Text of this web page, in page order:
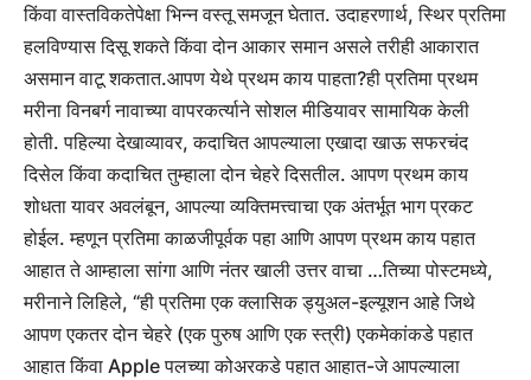
किंवा वास्तविकतेपेक्षा भिन्न वस्तू समजून घेतात. उदाहरणार्थ, स्थिर प्रतिमा
हलविण्यास दिसू शकते किंवा दोन आकार समान असले तरीही आकारात
असमान वाटू शकतात.आपण येथे प्रथम काय पाहता?ही प्रतिमा प्रथम
मरीना विनबर्ग नावाच्या वापरकर्त्याने सोशल मीडियावर सामायिक केली
होती.पहिल्या देखाव्यावर, कदाचित आपल्याला एखादा खाऊ सफरचंद
दिसेल किंवा कदाचित तुम्हाला दोन चेहरे दिसतील. आपण प्रथम काय
शोधता यावर अवलंबून, आपल्या व्यक्तिमत्त्वाचा एक अंतर्भूत भाग प्रकट
होईल. म्हणून प्रतिमा काळजीपूर्वक पहा आणि आपण प्रथम काय पहात
आहात ते आम्हाला सांगा आणि नंतर खाली उत्तर वाचा …तिच्या पोस्टमध्ये,
मरीनाने लिहिले, “ही प्रतिमा एक क्लासिक ड्युअल-इल्यूशन आहे जिथे
आपण एकतर दोन चेहरे (एक पुरुष आणि एक स्त्री) एकमेकांकडे पहात
आहात किंवा Apple पलच्या कोअरकडे पहात आहात-जे आपल्याला